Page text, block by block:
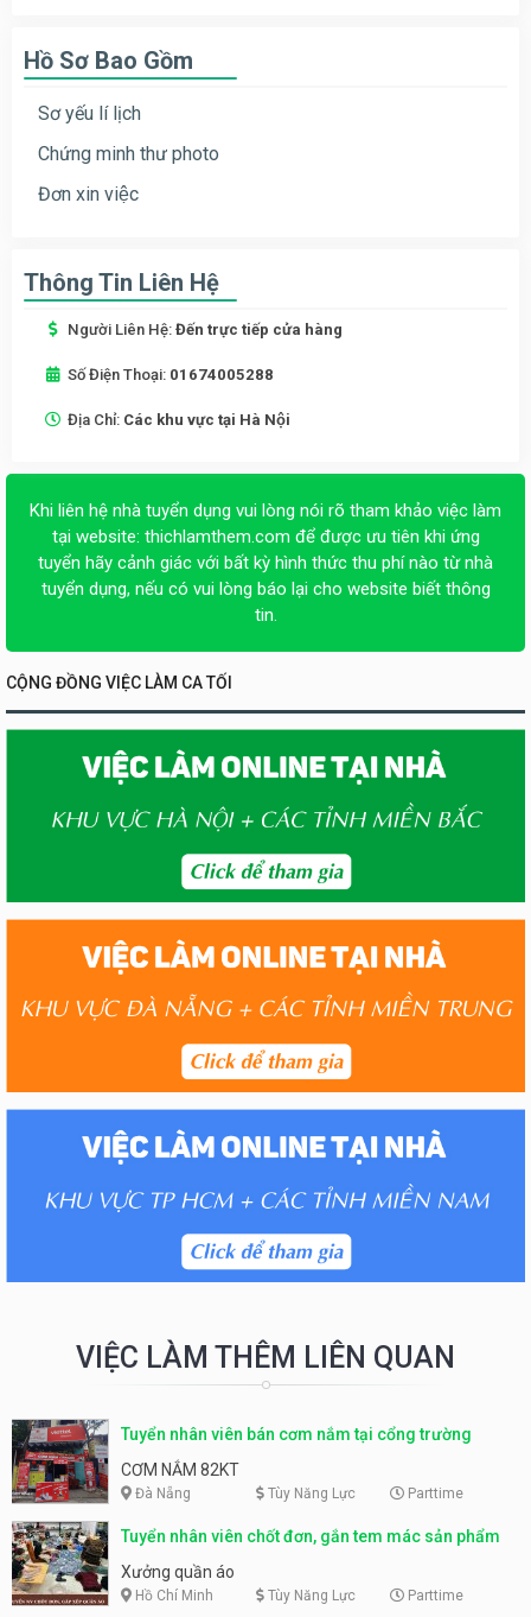
Hồ Sơ Bao Gồm
Sơ yếu lí lịch
Chứng minh thư photo
Đơn xin việc
Thông Tin Liên Hệ
Người Liên Hệ: Đến trực tiếp cửa hàng
Số Điện Thoại: 01674005288
Địa Chỉ: Các khu vực tại Hà Nội
Khi liên hệ nhà tuyển dụng vui lòng nói rõ tham khảo việc làm
tại website: thichlamthem.com để được ưu tiên khi ứng
tuyển hãy cảnh giác với bất kỳ hình thức thu phí nào từ nhà
tuyển dụng, nếu có vui lòng báo lại cho website biết thông
tin.
CỘNG ĐỒNG VIỆC LÀM CA TỐI
VIỆC LÀM THÊM LIÊN QUAN
Tuyển nhân viên bán cơm nắm tại cổng trường
CƠM NẮM 82KT
Đà Nẵng Tùy Năng Lực Parttime
Tuyển nhân viên chốt đơn, gắn tem mác sản phẩm
Xưởng quần áo
Hồ Chí Minh Tùy Năng Lực Parttime